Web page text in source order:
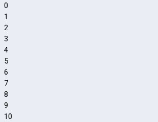
0
1
2
3
4
5
6
7
8
9
10